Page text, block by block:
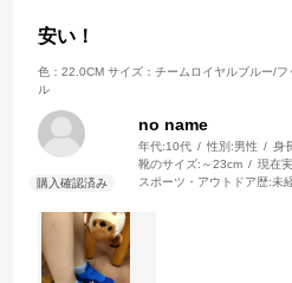
安い！
色：22.0CM サイズ：チームロイヤルブルー/
ル
no name
年代:10代 性別:男性 身
靴のサイズ: ～23cm 現在
スポーツ・アウトドア歴:未